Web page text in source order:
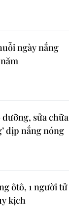
ngày nắng
sửa chữa
dịp nắng nóng
ôtô, 1 người tử
kịch